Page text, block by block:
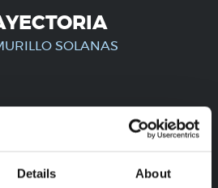
Details About
SOLANAS
USUARIOS